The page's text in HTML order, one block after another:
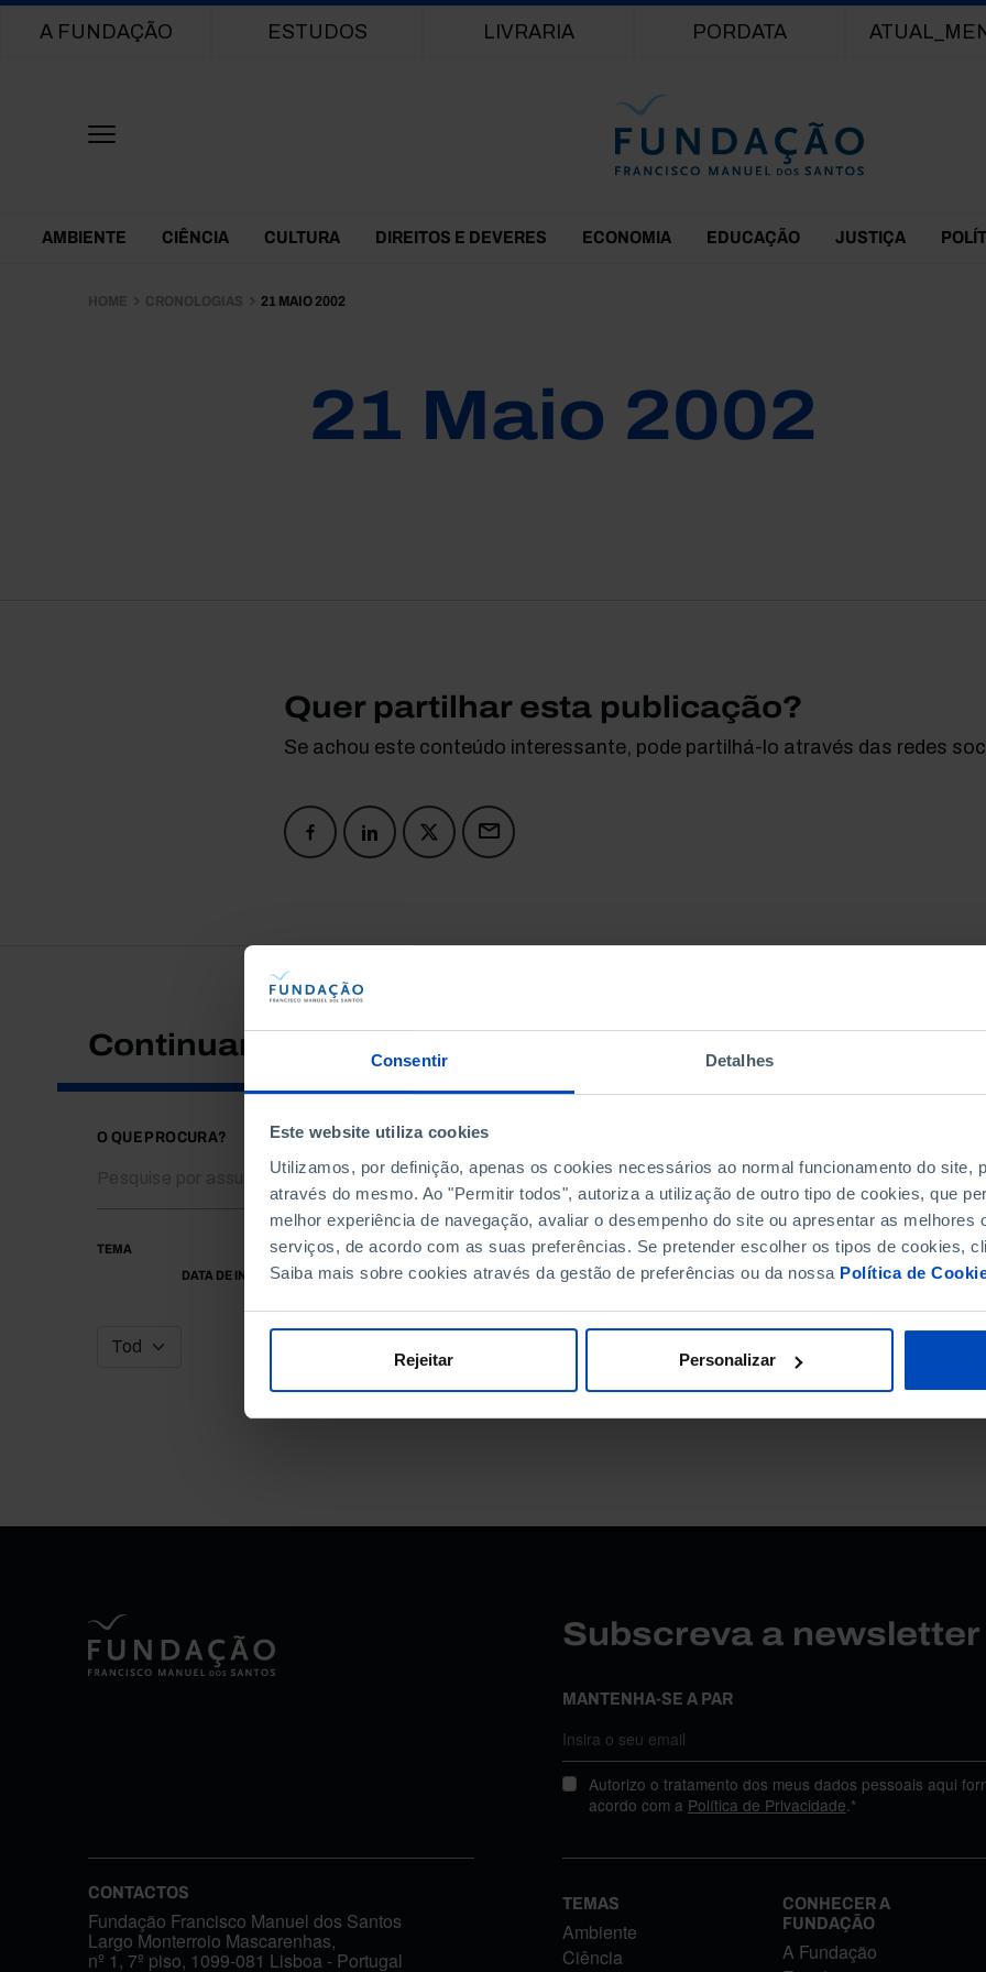
Consentir Detalhes
Este website utiliza cookies
Utilizamos, por definição, apenas os cookies necessários ao normal funcionamento do site,
através do mesmo. Ao "Permitir todos", autoriza a utilização de outro tipo de cookies, que
melhor experiência de navegação, avaliar o desempenho do site ou apresentar as melhores
serviços, de acordo com as suas preferências. Se pretender escolher os tipos de cookies,
Saiba mais sobre cookies através da gestão de preferências ou da nossa Política de
Rejeitar Personalizar
Main navigation
A FUNDAÇÃO ESTUDOS LIVRARIA PORDATA
Themes Menu
AMBIENTE CIÊNCIA CULTURA DIREITOS E DEVERES ECONOMIA EDUCAÇÃO JUSTIÇA
HOME CRONOLOGIAS 21 MAIO 2002
21 Maio 2002
Quer partilhar esta publicação?
Se achou este conteúdo interessante, pode partilhá-lo através das redes
Continuar a pesquisar
O QUE PROCURA?
TEMA
DATA DE INÍCIO
DATA DE FIM
Subscreva a
MANTENHA-SE A PAR
Autorizo o tratamento dos meus dados pessoais aqui
acordo com a Política de Privacidade.*
CONTACTOS
Fundação Francisco Manuel dos Santos
Largo Monterroio Mascarenhas,
nº 1, 7º piso, 1099-081 Lisboa - Portugal
TEMAS
Ambiente
Ciência
CONHECER A
FUNDAÇÃO
A Fundação